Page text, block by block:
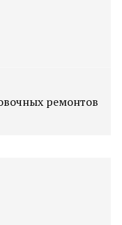
ремонтов